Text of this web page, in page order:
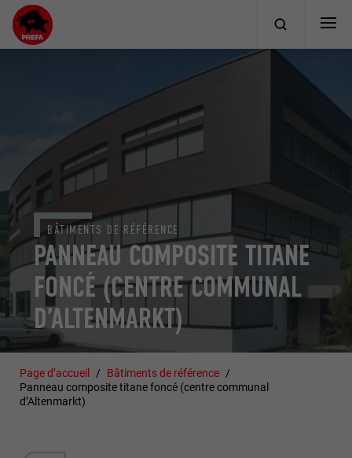
PANNEAU COMPOSITE TITANE
FONCÉ (CENTRE COMMUNAL
D’ALTENMARKT)
BÂTIMENTS DE RÉFÉRENCE
Page d’accueil
Bâtiments de référence
Panneau composite titane foncé (centre communal
d’Altenmarkt)